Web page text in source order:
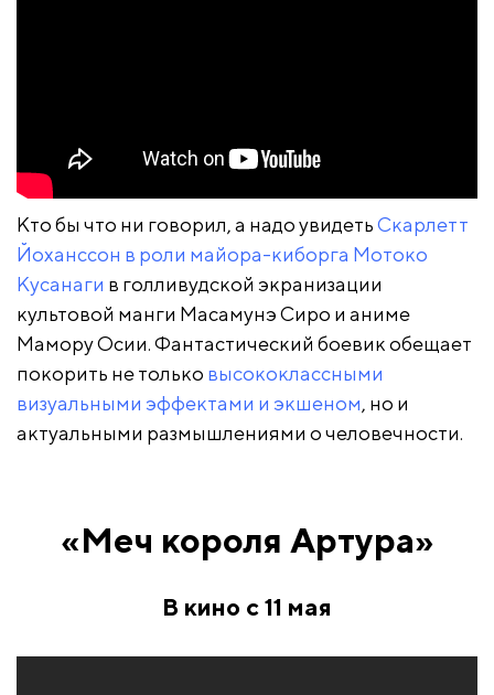
Кто бы что ни говорил, а надо увидетьСкарлетт
Йоханссон в роли майора-киборга Мотоко
Кусанаги в голливудской экранизации
культовой манги Масамунэ Сиро и аниме
Мамору Осии. Фантастический боевик обещает
покорить не только высококлассными
визуальными эффектами и экшеном, но и
актуальными размышлениями о человечности.
«Меч короля Артура»
В кино с 11 мая